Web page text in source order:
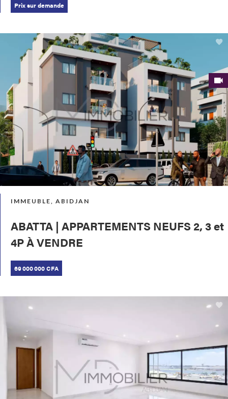
Prix sur demande
IMMEUBLE, ABIDJAN
ABATTA | APPARTEMENTS NEUFS 2, 3 et
4P À VENDRE
69 000 000 CFA